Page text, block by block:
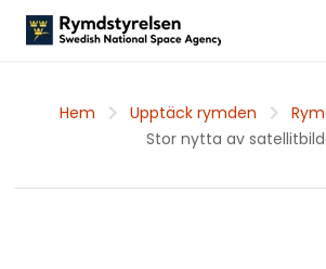
Hem Upptäck rymden
Stor nytta av